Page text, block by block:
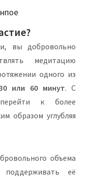
вы добровольно
медитацию
одного из
или 60 минут. С
к более
образом углубляя
объема
её